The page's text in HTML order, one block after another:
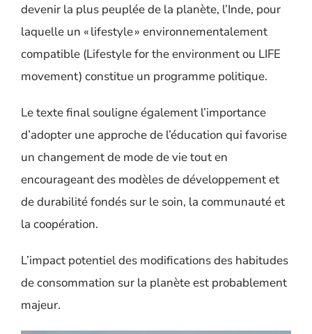
devenir la plus peuplée de la planète, l’Inde, pour
laquelle un « lifestyle » environnementalement
compatible (Lifestyle for the environment ou LIFE
movement) constitue un programme politique.
Le texte final souligneégalement l’importance
d’adopter une approche de l’éducation qui favorise
un changement de mode de vie tout en
encourageant des modèles de développement et
de durabilité fondés sur le soin, la communauté et
la coopération.
L’impact potentiel des modifications des habitudes
de consommation sur la planète est probablement
majeur.